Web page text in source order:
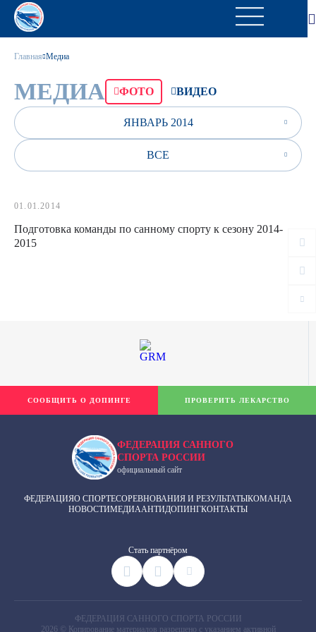
Главная Медиа
МЕДИА ФОТО ВИДЕО
ЯНВАРЬ 2014
ВСЕ
01.01.2014
Подготовка команды по санному спорту к сезону 2014-
2015
ФЕДЕРАЦИЯ САННОГО
СПОРТА РОССИИ
официальный сайт
ФЕДЕРАЦИЯО СПОРТЕСОРЕВНОВАНИЯ И РЕЗУЛЬТАТЫКОМАНДА
НОВОСТИМЕДИААНТИДОПИНГКОНТАКТЫ
Cтать партнёром
СООБЩИТЬ О ДОПИНГЕ ПРОВЕРИТЬ ЛЕКАРСТВО
ФЕДЕРАЦИЯ САННОГО СПОРТА РОССИИ
2026 © Копирование материалов разрешено с указанием активной